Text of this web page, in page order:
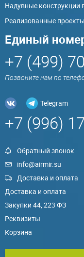
Надувные конструкции
Реализованные проекты
Единый
+7 (499)
Позвоните нам по
Telegram
+7 (996)
Обратный звонок
info@airmir.su
Доставка и оплата
Доставка и оплата
Закупки 44, 223 ФЗ
Реквизиты
Корзина